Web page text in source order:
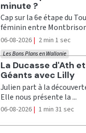
minute ?
Cap sur la 6e étape du
féminin entre
06-08-2026 | 2 min 1 sec
Ecouter
La Ducasse d'Ath
Géants avec Lilly
Les Bons Plans en Wallonie
Julien part à la
Elle nous présente la ...
06-08-2026 | 1 min 31 sec